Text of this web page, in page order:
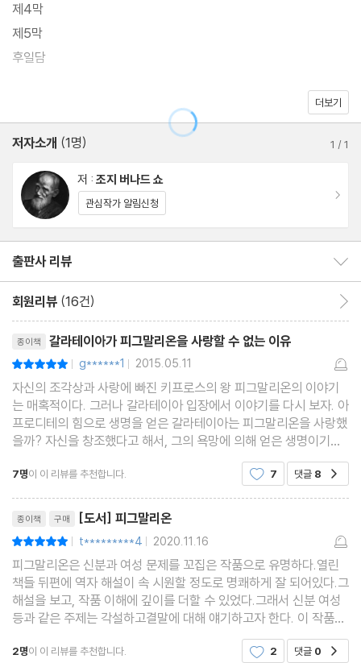
제4막
제5막
후일담
역자 해설:「피그말리온」과 조지 버나드 쇼
더보기
저자소개 (1명) 1 /1
저 : 조지 버나드 쇼
관심작가 알림신청
출판사 리뷰
회원리뷰 (16건)
종이책 갈라테이아가 피그말리온을 사랑할 수 없는 이유
| g******1 | 2015.05.11
자신의 조각상과 사랑에 빠진 키프로스의 왕 피그말리온의 이야기
는 매혹적이다. 그러나 갈라테이아 입장에서 이야기를 다시 보자. 아
프로디테의 힘으로 생명을 얻은 갈라테이아는 피그말리온을 사랑했
을까? 자신을 창조했다고 해서, 그의 욕망에 의해 얻은 생명이기에
그의 욕망을 위해서만 존재하는 생명이 되어야만 했을까. 만일 갈라
테이아가 피그말리온의 사랑을 거부했다면. 혹은
7명이 이 리뷰를 추천합니다. 7 댓글 8
종이책 구매 [도서] 피그말리온
| t*********4 | 2020.11.16
피그말리온은 신분과 여성 문제를 꼬집은 작품으로 유명하다.열린
책들 뒤편에 역자 해설이 속 시원할 정도로 명쾌하게 잘 되어있다.그
해설을 보고, 작품 이해에 깊이를 더할 수 있었다.그래서 신분 여성
등과 같은 주제는 각설하고결말에 대해 얘기하고자 한다. 이 작품은
연극에서, 그리고 뮤지컬화, 영화화되면서 결말이 바뀌는 일이 많았
다고 한다.사람들은 로맨스와 해피 엔딩을 원
2명이 이 리뷰를 추천합니다. 2 댓글 0